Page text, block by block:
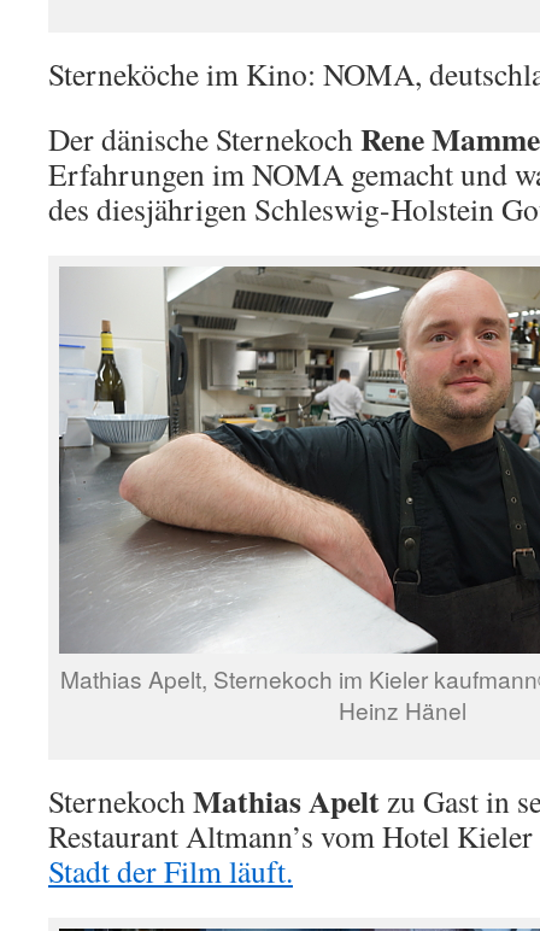
Sterneköche im Kino: NOMA,
Der dänische SternekochRene
Erfahrungen im NOMA gemacht und
des diesjährigen Schleswig-Holstein
Mathias Apelt, Sternekoch im Kieler
Heinz Hänel
SternekochMathias Apeltzu Gast in
Restaurant Altmann’s vom Hotel
Stadt der Film läuft.